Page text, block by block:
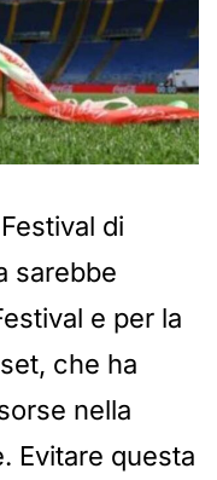
di
sarebbe
e per la
che ha
nella
Evitare questa